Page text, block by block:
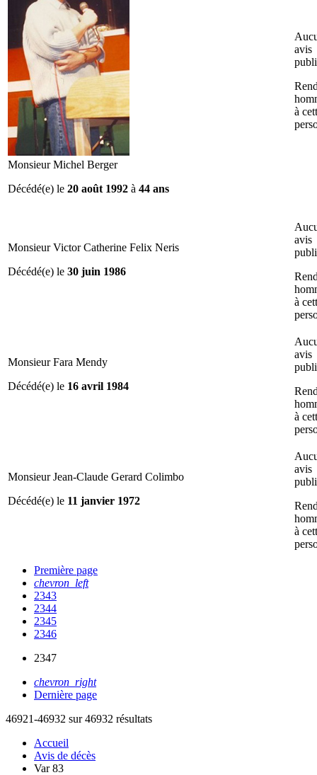
Monsieur Michel Berger
Décédé(e) le 20 août 1992 à 44 ans
avis
à
Monsieur Victor Catherine Felix Neris
Décédé(e) le 30 juin 1986
avis
à
Monsieur Fara Mendy
Décédé(e) le 16 avril 1984
avis
à
Monsieur Jean-Claude Gerard Colimbo
Décédé(e) le 11 janvier 1972
avis
à
Première page
chevron_left
2343
2344
2345
2346
2347
chevron_right
Dernière page
46921-46932 sur 46932 résultats
Accueil
Avis de décès
Var 83